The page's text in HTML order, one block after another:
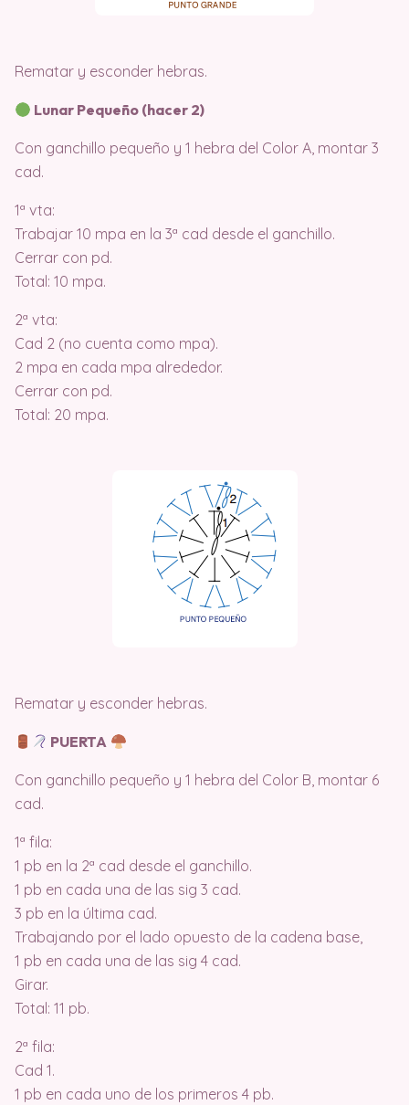
Rematar y esconder hebras.
Lunar Pequeño (hacer 2)
Con ganchillo pequeño y 1 hebra del Color A, montar 3
cad.
1ª vta:
Trabajar 10 mpa en la 3ª cad desde el ganchillo.
Cerrar con pd.
Total: 10 mpa.
2ª vta:
Cad 2 (no cuenta como mpa).
2 mpa en cada mpa alrededor.
Cerrar con pd.
Total: 20 mpa.
Rematar y esconder hebras.
PUERTA
Con ganchillo pequeño y 1 hebra del Color B, montar 6
cad.
1ª fila:
1 pb en la 2ª cad desde el ganchillo.
1 pb en cada una de las sig 3 cad.
3 pb en la última cad.
Trabajando por el lado opuesto de la cadena base,
1 pb en cada una de las sig 4 cad.
Girar.
Total: 11 pb.
2ª fila:
Cad 1.
1 pb en cada uno de los primeros 4 pb.